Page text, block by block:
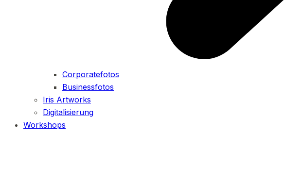
Corporatefotos
Businessfotos
Iris Artworks
Digitalisierung
Workshops